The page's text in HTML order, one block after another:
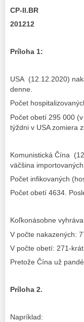
CP-II.BR
201212
Príloha 1:
USA (12.12.2020)
denne.
Počet
Počet obetí 295 000
týždni v USA zomiera
Komunistická Čína
väčšina importovaných.
Počet infikovaných
Počet obetí 4634.
Koľkonásobne
V počte nakazených:
V počte obetí: 271-krát.
Pretože Čína už
Príloha 2.
Napríklad: